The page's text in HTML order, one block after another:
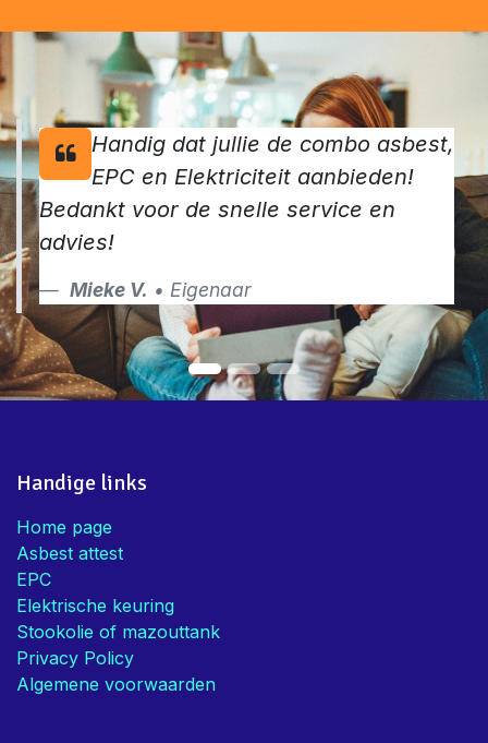
Handig dat jullie de combo asbest,
EPC en Elektriciteit aanbieden!
Bedankt voor de snelle service en
advies!
Mieke V. • Eigenaar
Handige links
Home page
Asbest attest
EPC
Elektrische keuring
Stookolie of mazouttank
Privacy Policy
Algemene voorwaarden